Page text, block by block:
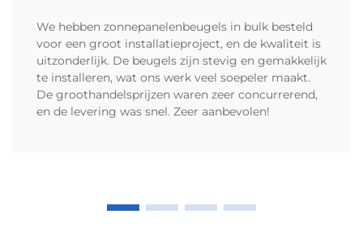
We hebben zonnepanelenbeugels in bulk besteld
voor een groot installatieproject, en de kwaliteit is
uitzonderlijk. De beugels zijn stevig en gemakkelijk
te installeren, wat ons werk veel soepeler maakt.
De groothandelsprijzen waren zeer concurrerend,
en de levering was snel. Zeer aanbevolen!